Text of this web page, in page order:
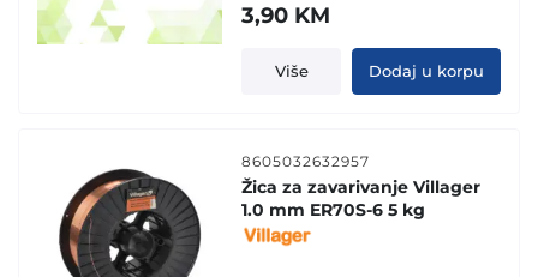
3,90 KM
Više Dodaj u korpu
8605032632957
Žica za zavarivanje Villager
1.0 mm ER70S-6 5 kg